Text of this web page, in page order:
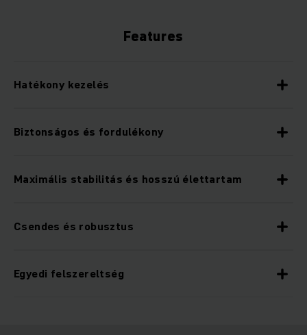
Features
Hatékony kezelés
Biztonságos és fordulékony
Maximális stabilitás és hosszú élettartam
Csendes és robusztus
Egyedi felszereltség